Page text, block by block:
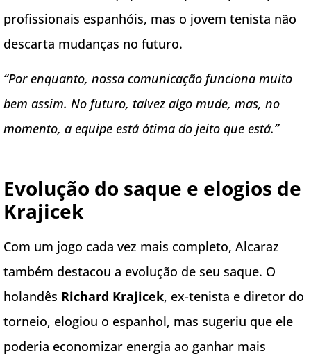
profissionais espanhóis, mas o jovem tenista não
descarta mudanças no futuro.
“Por enquanto, nossa comunicação funciona muito
bem assim. No futuro, talvez algo mude, mas, no
momento, a equipe está ótima do jeito que está.”
Evolução do saque e elogios de
Krajicek
Com um jogo cada vez mais completo, Alcaraz
também destacou a evolução de seu saque. O
holandês Richard Krajicek, ex-tenista e diretor do
torneio, elogiou o espanhol, mas sugeriu que ele
poderia economizar energia ao ganhar mais